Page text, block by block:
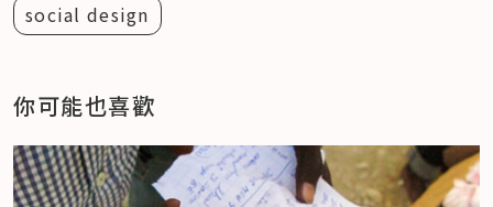
social design
你可能也喜歡